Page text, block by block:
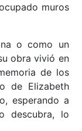
muros
o como un
obra vivió en
de los
de Elizabeth
esperando a
descubra, lo